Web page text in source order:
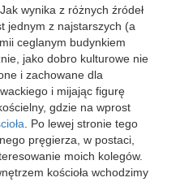
wynika z różnych źródeł
jednym z najstarszych (a
ceglanym budynkiem
jako dobro kulturowe nie
i zachowane dla
i mijając figurę
gdzie na wprost
. Po lewej stronie tego
pręgierza, w postaci,
moich kolegów.
kościoła wchodzimy